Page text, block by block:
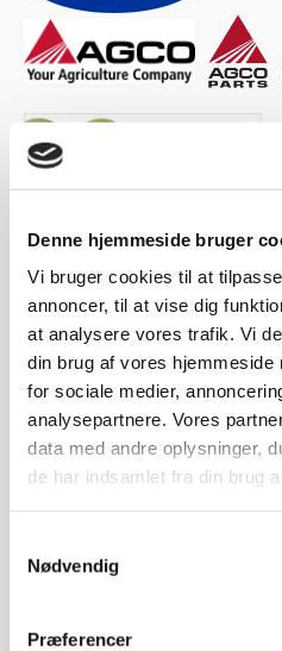
Denne hjemmeside bruger
Vi bruger cookies til at
annoncer, til at vise dig
at analysere vores trafik. Vi
din brug af vores hjemmeside
for sociale medier,
analysepartnere. Vores
data med andre oplysninger,
de har indsamlet fra din brug
Nødvendig
Præferencer
Sivertsen A/S Roskilde
Københavnsvej 282
4000 Roskilde
+45 4675 5522
E-mail:info@sivertsenas.dk
CVR.nr. 27985580
Butik og salgsafdeling
Mandag-torsdag kl. 7.30-16.00
Fredag kl. 7.30-15.00
Mandag-torsdag kl. 7.30-16.00
Fredag kl. 7.30-12.30
Værksted: 40625522